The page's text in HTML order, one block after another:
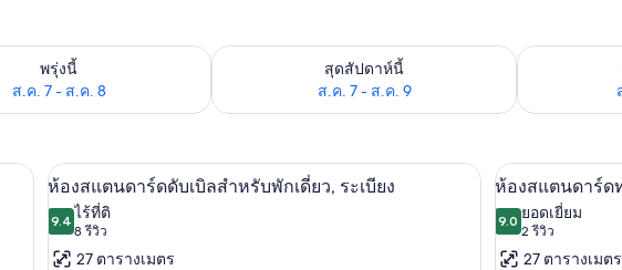
พรุ่งนี้
ส.ค. 7 - ส.ค. 8
วนห้องพักว่างในพรุ่งนี้ ส.ค. 7 - ส.ค. 8
สุดสัปดาห์นี้
ส.ค. 7 - ส.ค. 9
ตรวจสอบจำนวนห้องพักว่างในสุดสัปดาห์นี้ ส.ค. 7 - ส.
ตรวจสอบจำ
ร์, ตู้นิรภัยในห้องพัก, โต๊ะทำงาน
เปิด
ภาพถ่าย
ทั้งหมด
ทีวีจอแอลซีดี 32 นิ้ว พร้อมช่องดาวเทียม, ทีวี
5
ห้องสแตนดาร์ดดับเบิลสำหรับพักเดี่ยว, ระเบียง
9.49.4 จาก 10
ไร้ที่ติ
8 รีวิว
(8
รีวิว)
27 ตารางเมตร
เปิด
ภาพถ่าย
ทั้งหมด
5
ห้องสแตนดาร์ด
9.09.0 จาก 10
ยอดเยี่ยม
2 รีวิว
(2
รีวิว)
27 ตารางเมตร